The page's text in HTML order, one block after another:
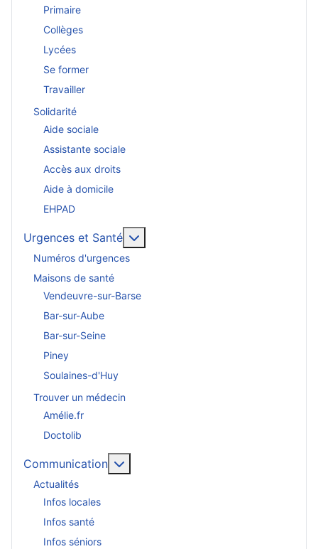
Primaire
Collèges
Lycées
Se former
Travailler
Solidarité
Aide sociale
Assistante sociale
Accès aux droits
Aide à domicile
EHPAD
Urgences et Santé
Numéros d'urgences
Maisons de santé
Vendeuvre-sur-Barse
Bar-sur-Aube
Bar-sur-Seine
Piney
Soulaines-d'Huy
Trouver un médecin
Amélie.fr
Doctolib
Communication
Actualités
Infos locales
Infos santé
Infos séniors